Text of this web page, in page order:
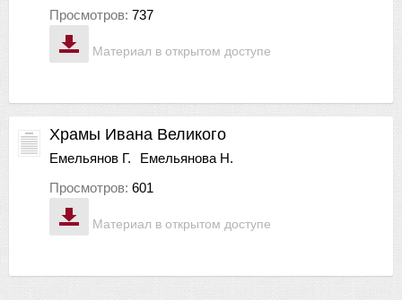
Материал в открытом доступе
Просмотров: 737
Материал в открытом доступе
Храмы Ивана Великого
Емельянов Г.
Емельянова Н.
Просмотров: 601